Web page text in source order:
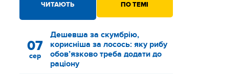
ЧИТАЮТЬ ПО ТЕМІ
07
сер
Дешевша за скумбрію,
корисніша за лосось: яку рибу
обов’язково треба додати до
раціону